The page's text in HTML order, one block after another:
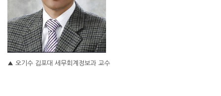
▲ 오기수 김포대 세무회계정보과 교수